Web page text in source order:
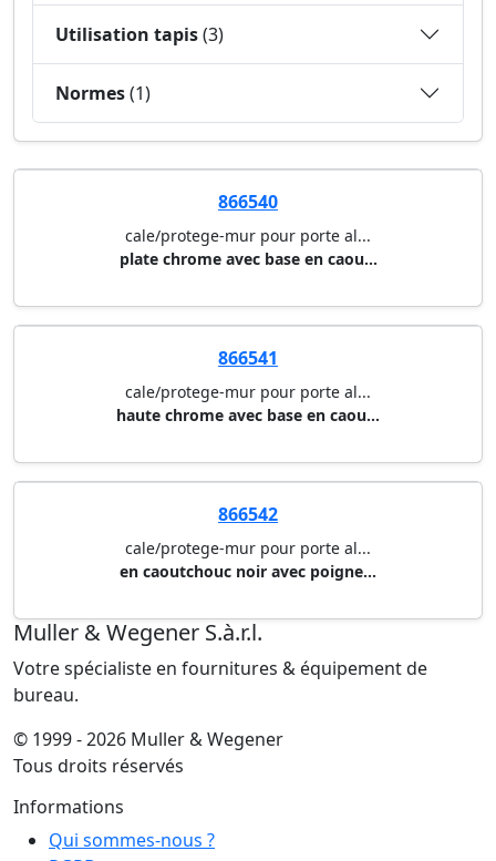
Utilisation tapis(3)
Normes(1)
866540
cale/protege-mur pour porte al...
plate chrome avec base en caou...
866541
cale/protege-mur pour porte al...
haute chrome avec base en caou...
866542
cale/protege-mur pour porte al...
en caoutchouc noir avec poigne...
Muller & Wegener S.à.r.l.
Votre spécialiste en fournitures & équipement de
bureau.
© 1999 - 2026 Muller & Wegener
Tous droits réservés
Informations
Qui sommes-nous ?